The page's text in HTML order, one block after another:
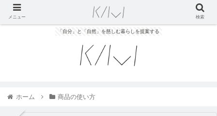
「自分」と「自然」を慈しむ暮らしを提案する
ホーム 商品の使い方
メニュー 検索